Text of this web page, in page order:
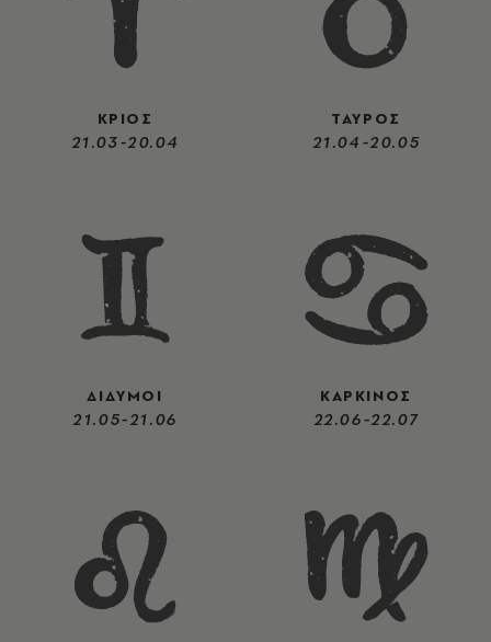
ΚΡΙΟΣ
21.03-20.04
ΤΑΥΡΟΣ
21.04-20.05
ΔΙΔΥΜΟΙ
21.05-21.06
ΚΑΡΚΙΝΟΣ
22.06-22.07